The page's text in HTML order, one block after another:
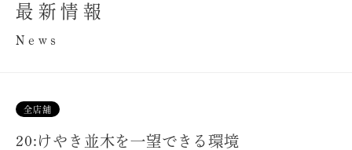
最新情報
News
全店舗
20:けやき並木を一望できる環境